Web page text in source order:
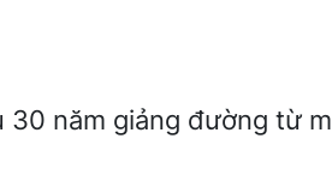
năm giảng đường từ